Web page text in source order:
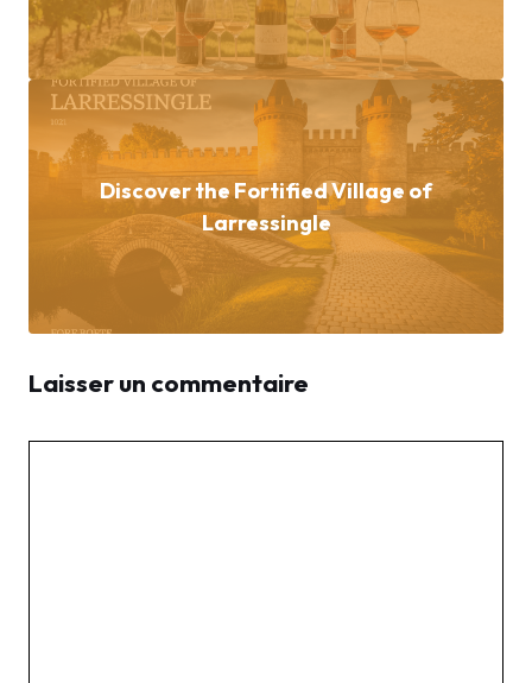
Discover the Fortified Village of
Larressingle
Laisser un commentaire